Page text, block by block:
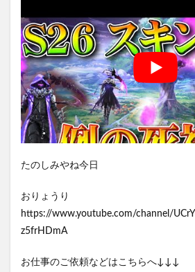
たのしみやね今日
おりょうり
https://www.youtube.com/channel/
z5frHDmA
お仕事のご依頼などはこちらへ↓↓↓